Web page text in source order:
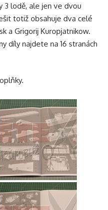
3 lodě, ale jen ve dvou
totiž obsahuje dva celé
a Grigorij Kuropjatnikow.
díly najdete na 16 stranách